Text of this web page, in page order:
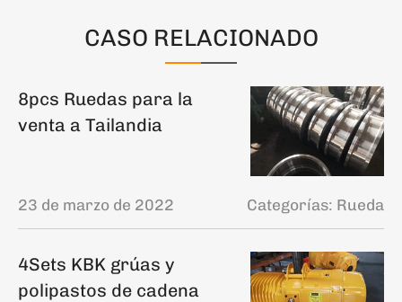
CASO RELACIONADO
8pcs Ruedas para la
venta a Tailandia
23 de marzo de 2022 Categorías: Rueda
4Sets KBK grúas y
polipastos de cadena